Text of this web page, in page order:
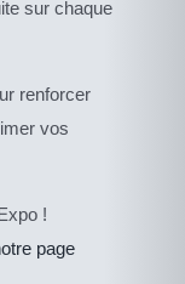
sur chaque
renforcer
vos
!
page
CE
A